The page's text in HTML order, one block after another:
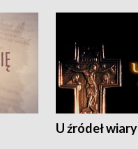
U źródeł wiary